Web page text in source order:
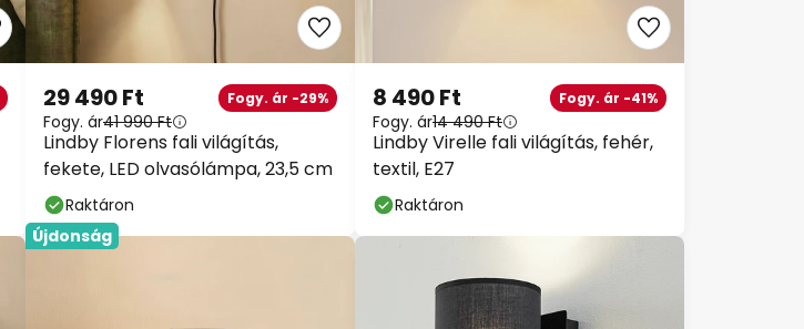
Lindby Florens fali világítás,
fekete, LED olvasólámpa, 23,5 cm
29 490 Ft Fogy. ár -29%
Fogy. ár41 990 Ft
Raktáron
Lindby Virelle fali világítás, fehér,
textil, E27
8 490 Ft Fogy. ár -41%
Fogy. ár14 490 Ft
Raktáron
Újdonság